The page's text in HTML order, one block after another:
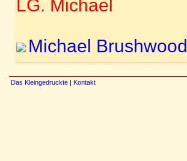
LG. Michael
Michael Brushwood
Das Kleingedruckte | Kontakt